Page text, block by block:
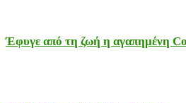
Έφυγε από τη ζωή η αγαπημένη